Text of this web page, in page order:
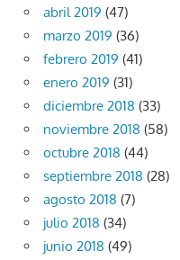
abril 2019 (47)
marzo 2019 (36)
febrero 2019 (41)
enero 2019 (31)
diciembre 2018 (33)
noviembre 2018 (58)
octubre 2018 (44)
septiembre 2018 (28)
agosto 2018 (7)
julio 2018 (34)
junio 2018 (49)